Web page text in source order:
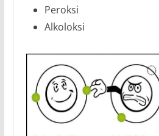
Peroksi
Alkoloksi